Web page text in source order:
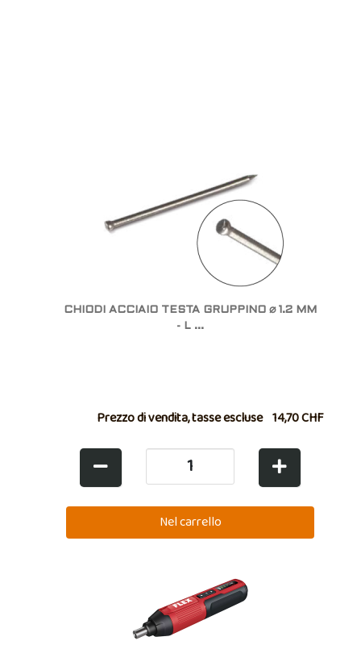
CHIODI ACCIAIO TESTA GRUPPINO ⌀ 1.2 MM
- L ...
Prezzo di vendita, tasse escluse 14,70 CHF